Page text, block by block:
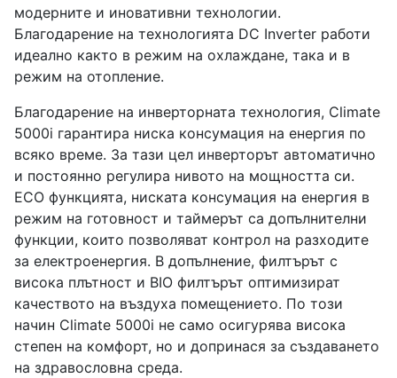
модерните и иновативни технологии.
Благодарение на технологията DC Inverter работи
идеално както в режим на охлаждане, така и в
режим на отопление.
Благодарение на инверторната технология, Climate
5000i гарантира ниска консумация на енергия по
всяко време. За тази цел инверторът автоматично
и постоянно регулира нивото на мощността си.
ECO функцията, ниската консумация на енергия в
режим на готовност и таймерът са допълнителни
функции, които позволяват контрол на разходите
за електроенергия. В допълнение, филтърът с
висока плътност и BIO филтърът оптимизират
качеството на въздуха помещението. По този
начин Climate 5000i не само осигурява висока
степен на комфорт, но и допринася за създаването
на здравословна среда.